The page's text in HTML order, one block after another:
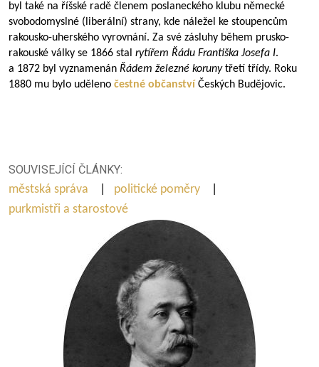
byl také na říšské radě členem poslaneckého klubu německé
svobodomyslné (liberální) strany, kde náležel ke stoupencům
rakousko-uherského vyrovnání. Za své zásluhy během prusko-
rakouské války se 1866 stal rytířem Řádu Františka Josefa I.
a 1872 byl vyznamenán Řádem železné korunytřetí třídy. Roku
1880 mu bylo uděleno čestné občanství Českých Budějovic.
SOUVISEJÍCÍ ČLÁNKY:
městská správa
politické poměry
purkmistři a starostové